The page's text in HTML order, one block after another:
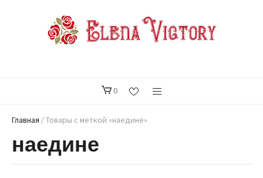
0
Главная / Товары с меткой «наедине»
наедине